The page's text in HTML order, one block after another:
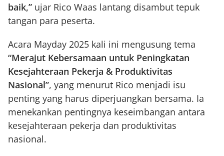
baik,” ujar Rico Waas lantang disambut tepuk
tangan para peserta.
Acara Mayday 2025 kali ini mengusung tema
“Merajut Kebersamaan untuk Peningkatan
Kesejahteraan Pekerja & Produktivitas
Nasional”, yang menurut Rico menjadi isu
penting yang harus diperjuangkan bersama. Ia
menekankan pentingnya keseimbangan antara
kesejahteraan pekerja dan produktivitas
nasional.